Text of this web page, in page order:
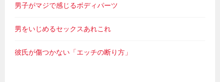
男子がマジで感じるボディパーツ
男をいじめるセックスあれこれ
彼氏が傷つかない「エッチの断り方」